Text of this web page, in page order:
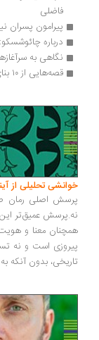
پیرامون پسران نیکل
درباره چائوشسکو:
نگاهی به سرآغازهای
قصه‌هایی از ۱۰ بنای ایرانی میراث جهانی در خاک نمناک ما
تحلیلی از آینه‌های
اصلی رمان صرفاً
عمیق‌تر این است:
معنا و هویت خود
است و نه تسلیم.
بدون آنکه به